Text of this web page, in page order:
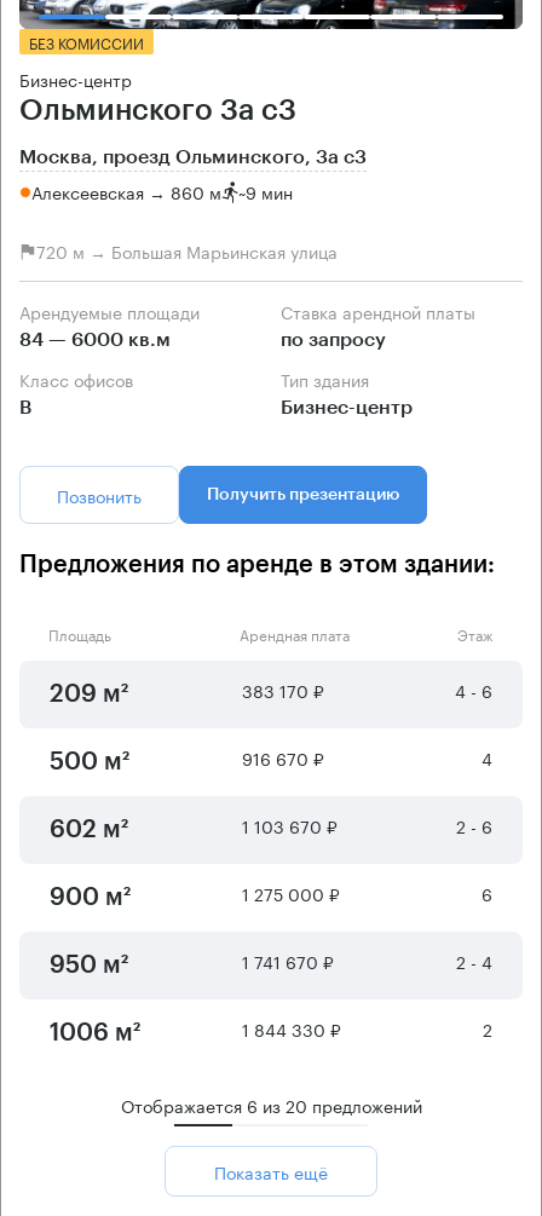
БЕЗ КОМИССИИ
Бизнес-центр
Ольминского 3a c3
Москва, проезд Ольминского, 3a c3
Алексеевская → 860 м ~9 мин
720 м → Большая Марьинская улица
Арендуемые площади
84 — 6000 кв.м
Ставка арендной платы
по запросу
Класс офисов
B
Тип здания
Бизнес-центр
Позвонить Получить презентацию
Предложения по аренде в этом здании:
Площадь Арендная плата Этаж
209 м² 383 170 ₽ 4 - 6
500 м² 916 670 ₽ 4
602 м² 1 103 670 ₽ 2 - 6
900 м² 1 275 000 ₽ 6
950 м² 1 741 670 ₽ 2 - 4
1006 м² 1 844 330 ₽ 2
Отображается 6 из20 предложений
Показать ещё